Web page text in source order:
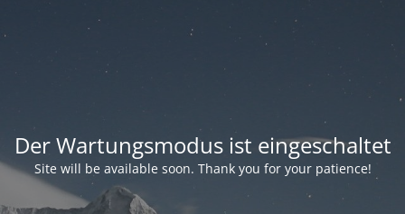
Der Wartungsmodus ist eingeschaltet
Site will be available soon. Thank you for your patience!